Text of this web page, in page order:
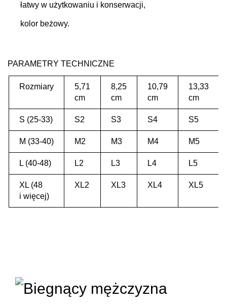
łatwy w użytkowaniu i konserwacji,
kolor beżowy.
PARAMETRY TECHNICZNE
Rozmiary
5,71
cm
8,25
cm
10,79
cm
13,33
cm
S (25-33) S2 S3 S4 S5
M (33-40) M2 M3 M4 M5
L (40-48) L2 L3 L4 L5
XL (48
i więcej)
XL2 XL3 XL4 XL5